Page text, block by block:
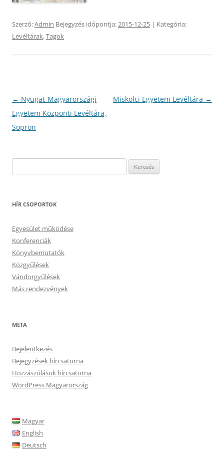
Szerző:Admin Bejegyzés időpontja:2015-12-25 | Kategória:
Levéltárak,Tagok
Bejegyzés
navigáció
← Nyugat-Magyarországi
Egyetem Központi Levéltára,
Sopron
Miskolci Egyetem Levéltára →
HÍR CSOPORTOK
Egyesület működése
Konferenciák
Könyvbemutatók
Közgyűlések
Vándorgyűlések
Más rendezvények
META
Bejelentkezés
Bejegyzések hírcsatorna
Hozzászólások hírcsatorna
WordPress Magyarország
Magyar
English
Deutsch